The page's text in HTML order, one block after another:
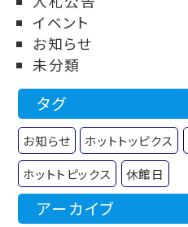
イベント
お知らせ
未分類
タグ
お知らせ ホットトッピクス
ホットトピックス
休館日
アーカイブ